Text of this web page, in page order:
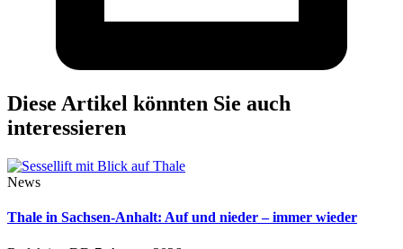
Diese Artikel könnten Sie auch
interessieren
News
Thale in Sachsen-Anhalt: Auf und nieder – immer wieder